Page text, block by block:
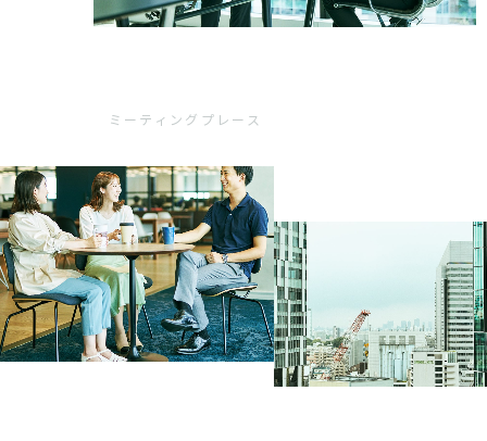
ミーティングプレース